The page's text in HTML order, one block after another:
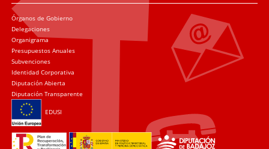
Órganos de Gobierno
Delegaciones
Organigrama
Presupuestos Anuales
Subvenciones
Identidad Corporativa
Diputación Abierta
Diputación Transparente
EDUSI